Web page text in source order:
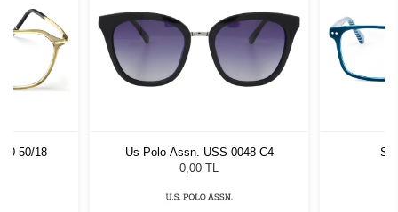
50/18
Us Polo Assn. USS 0048 C4
0,00 TL